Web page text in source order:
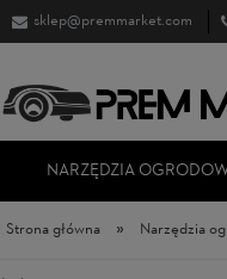
sklep@premmarket.com
NARZĘDZIA
Strona główna » Narzędzia